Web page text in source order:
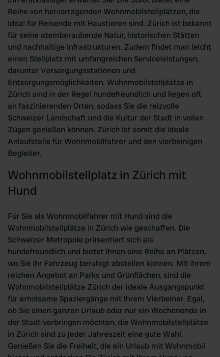
Reihe von hervorragenden Wohnmobilstellplätzen, die
ideal für Reisende mit Haustieren sind. Zürich ist bekannt
für seine atemberaubende Natur, historischen Stätten
und nachhaltige Infrastrukturen. Zudem findet man leicht
einen Stellplatz mit umfangreichen Serviceleistungen,
darunter Versorgungsstationen und
Entsorgungsmöglichkeiten. Wohnmobilstellplätze in
Zürich sind in der Regel hundefreundlich und liegen oft
an faszinierenden Orten, sodass Sie die reizvolle
Schweizer Landschaft und die Kultur der Stadt in vollen
Zügen genießen können. Zürich ist somit die ideale
Anlaufstelle für Wohnmobilfahrer und den vierbeinigen
Begleiter.
Wohnmobilstellplatz in Zürich mit
Hund
Für Sie als Wohnmobilfahrer mit Hund sind die
Wohnmobilstellplätze in Zürich wie geschaffen. Die
Schweizer Metropole präsentiert sich als
hundefreundlich und bietet Ihnen eine Reihe an Plätzen,
wo Sie Ihr Fahrzeug beruhigt abstellen können. Mit ihrem
reichen Angebot an Parks und Grünflächen, sind die
Wohnmobilstellplätze Zürich der ideale Ausgangspunkt
für erholsame Spaziergänge mit Ihrem Vierbeiner. Egal,
ob Sie einen ganzen Urlaub oder nur ein Wochenende in
der Stadt verbringen möchten, die Wohnmobilstellplätze
in Zürich sind zu jeder Jahreszeit eine gute Wahl.
Genießen Sie die Freiheit, die ein Urlaub mit Wohnmobil